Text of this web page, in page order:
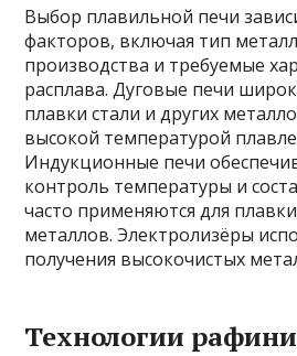
Выбор плавильной печи
факторов, включая тип
производства и требуемые
расплава. Дуговые печи
плавки стали и других
высокой температурой
Индукционные печи
контроль температуры и
часто применяются для
металлов. Электролизёры
получения высокочистых
Технологии